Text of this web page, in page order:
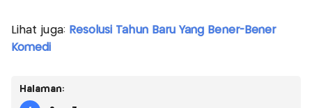
Lihat juga: Resolusi Tahun Baru Yang Bener-Bener
Komedi
Halaman: